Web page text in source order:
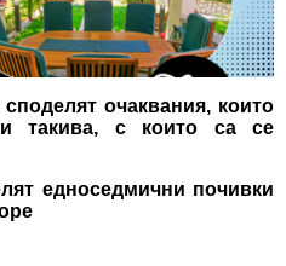
очаквания, които
такива, с които са се
едноседмични почивки